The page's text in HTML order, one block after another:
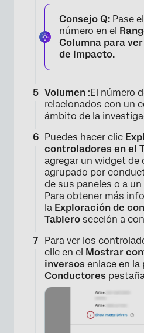
Consejo Q: Pase
número en el
Columna para
de impacto.
Volumen :El número
relacionados con un
ámbito de la
Puedes hacer clic
controladores en el
agregar un widget de
agrupado por
de sus paneles o a un
Para obtener más
la Exploración de
Tablero sección a
Para ver los
clic en el Mostrar
inversos enlace en
Conductores